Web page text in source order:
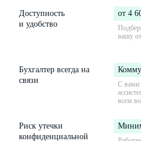
Доступность
и удобство
от 4
вашу
Бухгалтер всегда на
связи
С вами
всем
Риск утечки
конфиденциальной